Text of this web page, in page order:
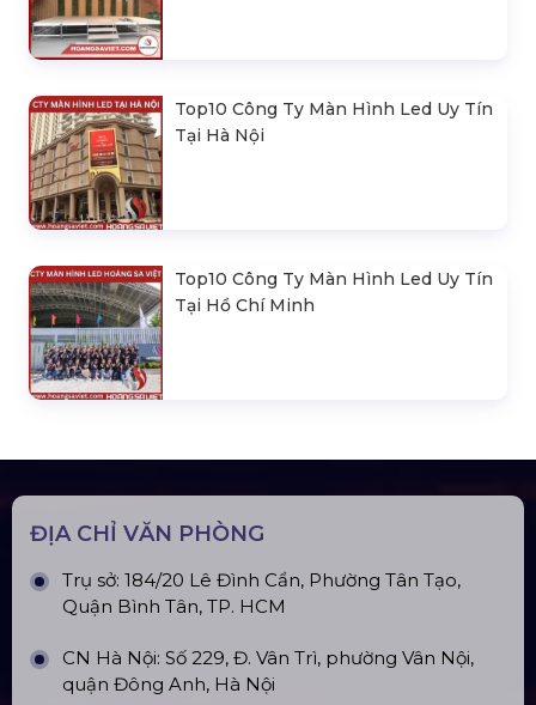
Top10 Công Ty Màn Hình Led Uy Tín
Tại Hà Nội
Top10 Công Ty Màn Hình Led Uy Tín
Tại Hồ Chí Minh
ĐỊA CHỈ VĂN PHÒNG
Trụ sở: 184/20 Lê Đình Cẩn, Phường Tân Tạo,
Quận Bình Tân, TP. HCM
CN Hà Nội: Số 229, Đ. Vân Trì, phường Vân Nội,
quận Đông Anh, Hà Nội